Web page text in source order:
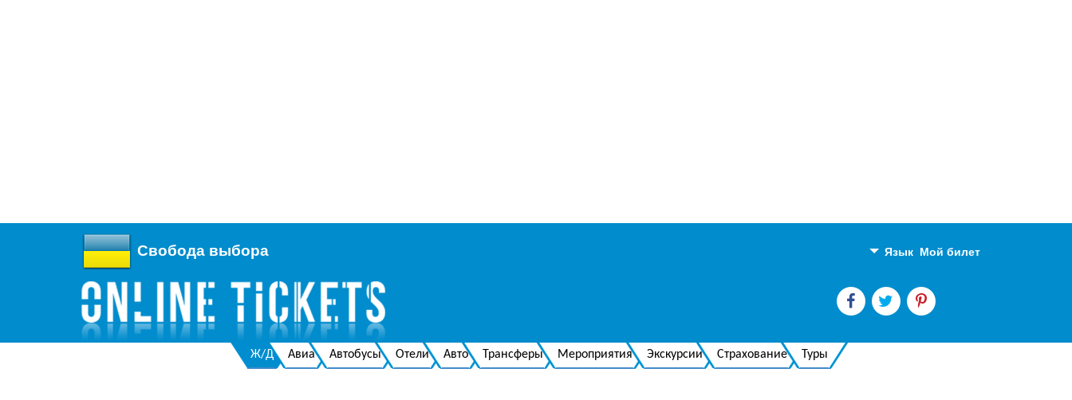
Мой билет
Язык
Английский
Свобода выбора
Ж/Д Авиа Автобусы Отели Авто Трансферы Мероприятия Экскурсии Страхование Туры